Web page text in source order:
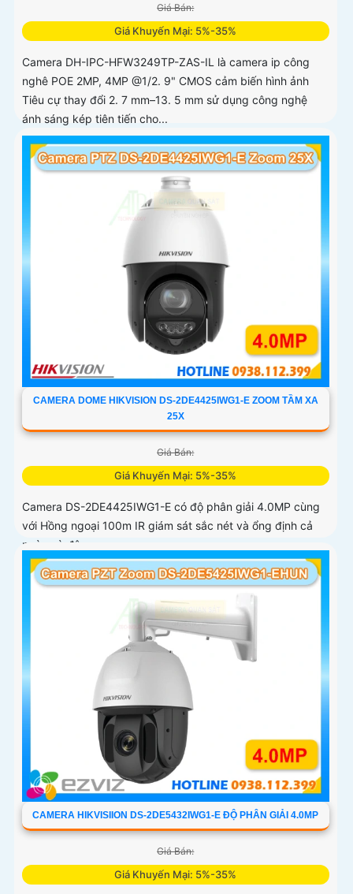
Giá Bán:
Giá Khuyến Mại: 5%-35%
Camera DH-IPC-HFW3249TP-ZAS-IL là camera ip công
nghê POE 2MP, 4MP @1/2. 9" CMOS cảm biến hình ảnh
Tiêu cự thay đổi 2. 7 mm–13. 5 mm sử dụng công nghệ
ánh sáng kép tiên tiến cho...
CAMERA DOME HIKVISION DS-2DE4425IWG1-E ZOOM TẦM XA
25X
Giá Bán:
Giá Khuyến Mại: 5%-35%
Camera DS-2DE4425IWG1-E có độ phân giải 4.0MP cùng
với Hồng ngoại 100m IR giám sát sắc nét và ổng định cả
ngày và đêm
CAMERA HIKVISIION DS-2DE5432IWG1-E ĐỘ PHÂN GIẢI 4.0MP
Giá Bán:
Giá Khuyến Mại: 5%-35%